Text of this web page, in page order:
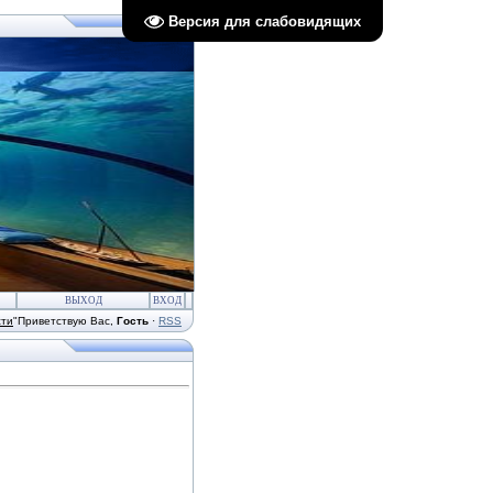
Версия для слабовидящих
ВЫХОД ВХОД
"Приветствую Вас Гость · RSS